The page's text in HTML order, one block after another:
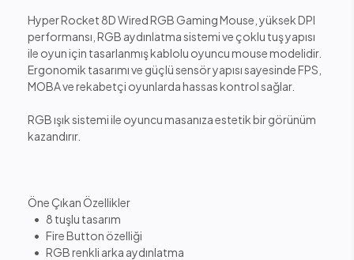
Hyper Rocket 8D Wired RGB Gaming Mouse, yüksek DPI
performansı, RGB aydınlatma sistemi ve çoklu tuş yapısı
ile oyun için tasarlanmış kablolu oyuncu mouse modelidir.
Ergonomik tasarımı ve güçlü sensör yapısı sayesinde FPS,
MOBA ve rekabetçi oyunlarda hassas kontrol sağlar.
RGB ışık sistemi ile oyuncu masanıza estetik bir görünüm
kazandırır.
Öne Çıkan Özellikler
• 8 tuşlu tasarım
• Fire Button özelliği
• RGB renkli arka aydınlatma